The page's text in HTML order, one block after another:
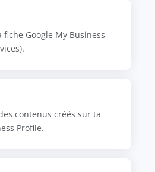
Google My Business
contenus créés sur ta
Profile.